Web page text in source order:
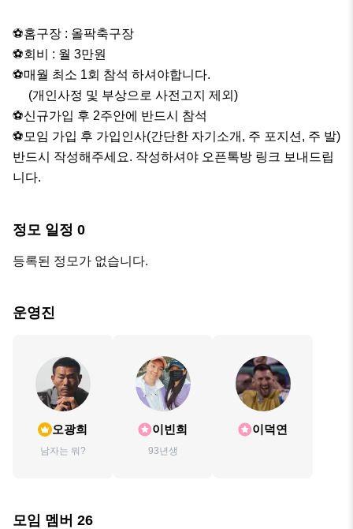
⚽️홈구장 : 올팍축구장
⚽️회비 : 월 3만원
⚽️매월 최소 1회 참석 하셔야합니다.
⚽️신규가입 후 2주안에 반드시 참석
⚽️모임 가입 후 가입인사(간단한 자기소개, 주 포지션, 주 발)
반드시 작성해주세요. 작성하셔야 오픈톡방 링크 보내드립
니다.
정모 일정 0
등록된 정모가 없습니다.
운영진
오광희
남자는 뭐?
이빈희
93년생
이덕연
모임 멤버 26